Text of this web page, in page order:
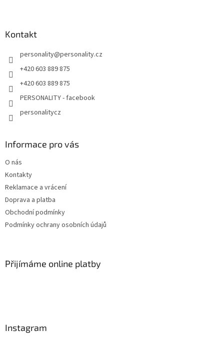
Kontakt
personality@personality.cz
+420 603 889 875
+420 603 889 875
PERSONALITY - facebook
personalitycz
Informace pro vás
O nás
Kontakty
Reklamace a vrácení
Doprava a platba
Obchodní podmínky
Podmínky ochrany osobních údajů
Přijímáme online platby
Instagram